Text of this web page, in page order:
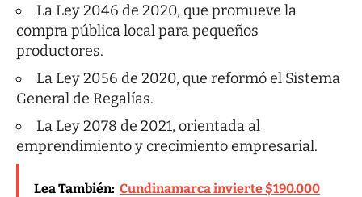
La Ley 2046 de 2020, que promueve la
compra pública local para pequeños
productores.
La Ley 2056 de 2020, que reformó el Sistema
General de Regalías.
La Ley 2078 de 2021, orientada al
emprendimiento y crecimiento empresarial.
Lea También: Cundinamarca invierte $190.000